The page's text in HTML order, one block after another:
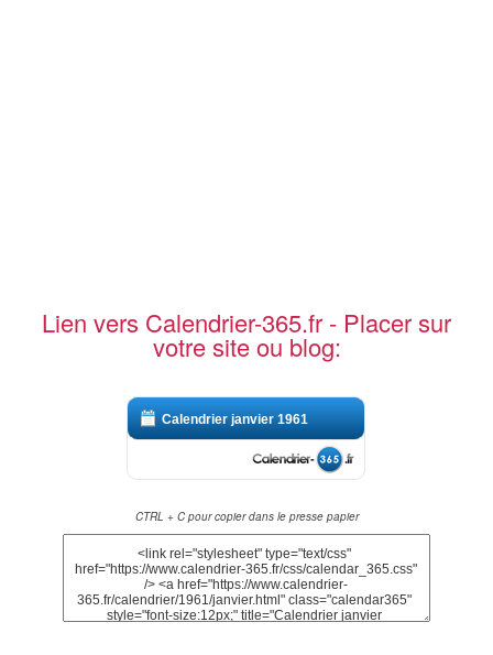
Lien vers Calendrier-365.fr - Placer sur
votre site ou blog:
Calendrier janvier 1961
CTRL + C pour copier dans le presse papier